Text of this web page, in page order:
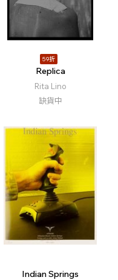
59折
Replica
Rita Lino
缺貨中
Indian Springs